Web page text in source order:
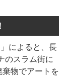
によると、長
のスラム街に
物でアートを